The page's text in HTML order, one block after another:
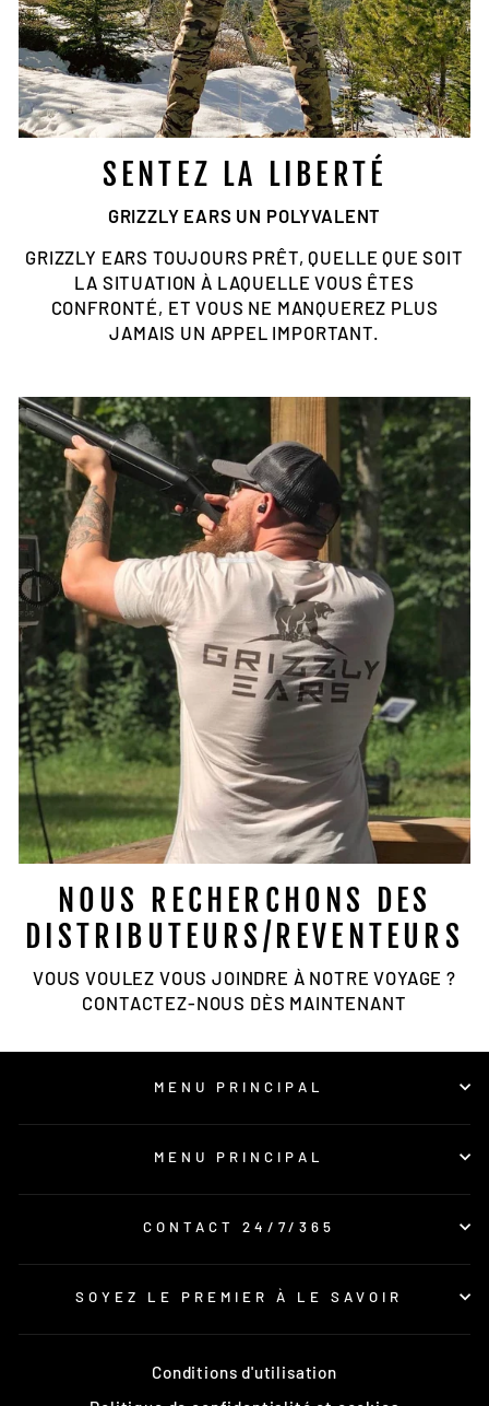
SENTEZ LA LIBERTÉ
GRIZZLY EARS UN POLYVALENT
GRIZZLY EARS TOUJOURS PRÊT, QUELLE QUE SOIT
LA SITUATION À LAQUELLE VOUS ÊTES
CONFRONTÉ, ET VOUS NE MANQUEREZ PLUS
JAMAIS UN APPEL IMPORTANT.
NOUS RECHERCHONS DES
DISTRIBUTEURS/REVENTEURS
VOUS VOULEZ VOUS JOINDRE À NOTRE VOYAGE ?
CONTACTEZ-NOUS DÈS MAINTENANT
MENU PRINCIPAL
MENU PRINCIPAL
CONTACT 24/7/365
SOYEZ LE PREMIER À LE SAVOIR
Conditions d'utilisation